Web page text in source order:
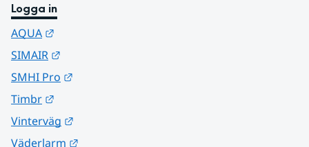
Logga in
AQUA
SIMAIR
SMHI Pro
Timbr
Vinterväg
Väderlarm